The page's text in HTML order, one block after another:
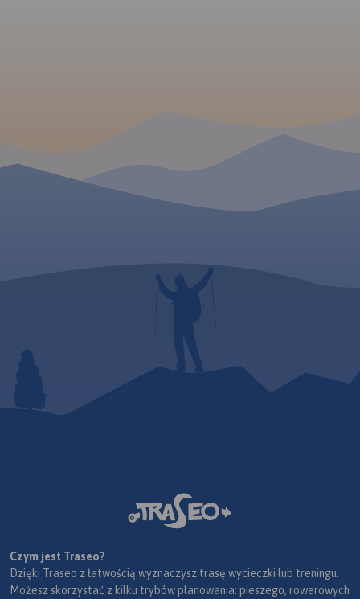
Czym jest Traseo?
Dzięki Traseo z łatwością wyznaczysz trasę wycieczki lub treningu.
Możesz skorzystać z kilku trybów planowania: pieszego, rowerowych